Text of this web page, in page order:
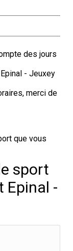
des jours
- Jeuxey
merci de
que vous
sport
Epinal -